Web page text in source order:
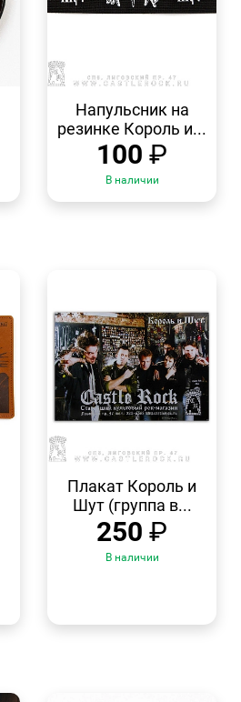
Напульсник на
резинке Король и...
100 ₽
В наличии
ПРОСМОТР
Плакат Король и
Шут (группа в...
250 ₽
В наличии